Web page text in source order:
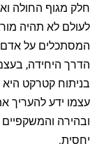
חלק מגוף החולה
לעולם לא תהיה
המסתכלים על אדם
הדרך היחידה,
בניתוח קטרקט היא
עצמו ידע להעריך
ובהירה והמשקפיים
יחסית.